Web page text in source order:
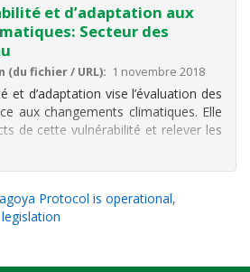
et d’adaptation aux
Secteur des
(du fichier / URL) 1 novembre 2018
et d’adaptation vise l’évaluation des
aux changements climatiques. Elle
de cette vulnérabilité et relever les
L’étude doit aussi définir les
Protocol is operational,